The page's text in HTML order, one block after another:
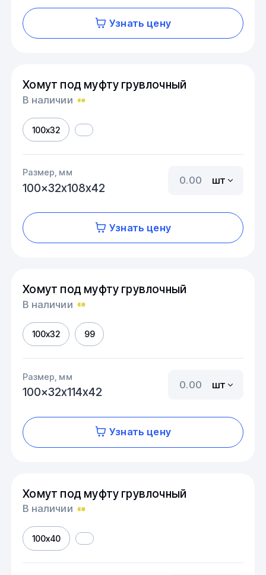
Узнать цену
Хомут под муфту грувлочный
В наличии
100x32
Размер, мм
100x32х108х42
шт
Узнать цену
Хомут под муфту грувлочный
В наличии
100x32 99
Размер, мм
100x32х114х42
шт
Узнать цену
Хомут под муфту грувлочный
В наличии
100x40